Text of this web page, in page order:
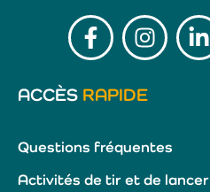
ACCÈS RAPIDE
Questions fréquentes
Activités de tir et de lancer